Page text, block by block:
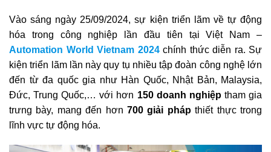
Vào sáng ngày 25/09/2024, sự kiện triển lãm về tự động
hóa trong công nghiệp lần đầu tiên tại Việt Nam –
Automation World Vietnam 2024 chính thức diễn ra. Sự
kiện triển lãm lần này quy tụ nhiều tập đoàn công nghệ lớn
đến từ đa quốc gia như Hàn Quốc, Nhật Bản, Malaysia,
Đức, Trung Quốc,… với hơn 150 doanh nghiệptham gia
trưng bày, mang đến hơn 700 giải phápthiết thực trong
lĩnh vực tự động hóa.